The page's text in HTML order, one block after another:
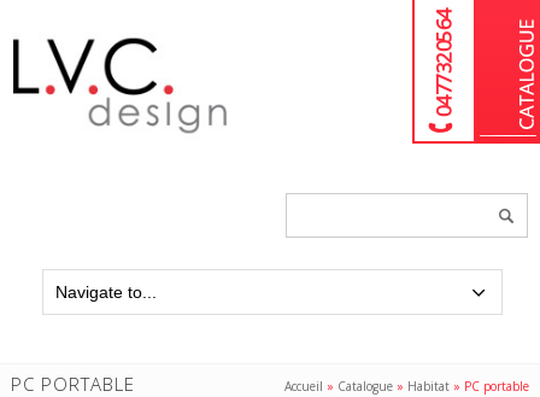
04 77 32 05 64
PC PORTABLE Accueil » Catalogue » Habitat » PC portable